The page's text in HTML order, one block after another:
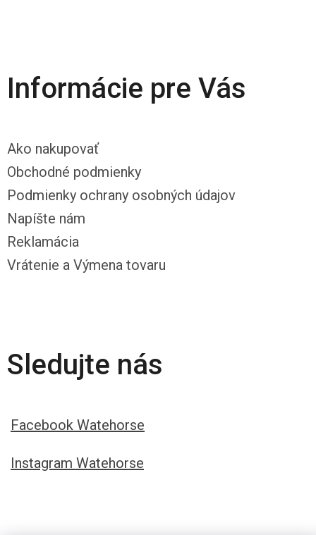
Informácie pre Vás
Ako nakupovať
Obchodné podmienky
Podmienky ochrany osobných údajov
Napíšte nám
Reklamácia
Vrátenie a Výmena tovaru
Sledujte nás
Facebook Watehorse
Instagram Watehorse